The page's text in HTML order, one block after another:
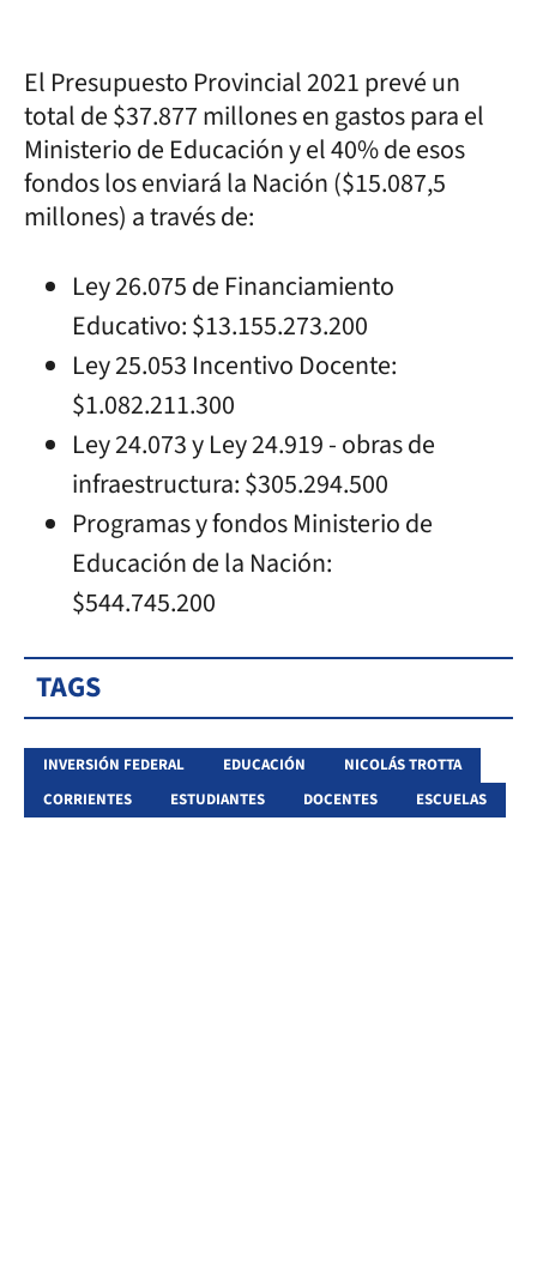
El Presupuesto Provincial 2021 prevé un
total de $37.877 millones en gastos para el
Ministerio de Educación y el 40% de esos
fondos los enviará la Nación ($15.087,5
millones) a través de:
Ley 26.075 de Financiamiento
Educativo: $13.155.273.200
Ley 25.053 Incentivo Docente:
$1.082.211.300
Ley 24.073 y Ley 24.919 - obras de
infraestructura: $305.294.500
Programas y fondos Ministerio de
Educación de la Nación:
$544.745.200
TAGS
INVERSIÓN FEDERAL EDUCACIÓN
NICOLÁS TROTTA
CORRIENTES
ESTUDIANTES DOCENTES ESCUELAS